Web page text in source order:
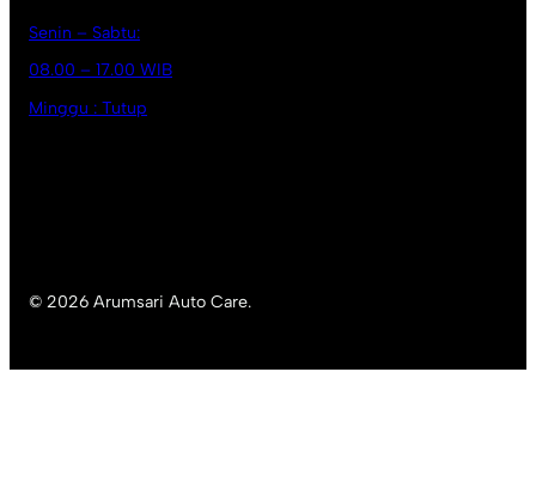
Senin – Sabtu:
08.00 – 17.00 WIB
Minggu : Tutup
© 2026 Arumsari Auto Care.